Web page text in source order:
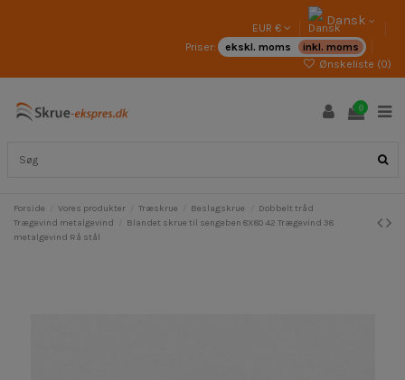
EUR € Dansk
Priser: ekskl. moms
inkl. moms
Ønskeliste (0)
0
Forside Vores produkter Træskrue Beslagskrue
Dobbelt tråd
Trægevind metalgevind
Blandet skrue til sengeben 8X80 42 Trægevind 38
metalgevind Rå stål